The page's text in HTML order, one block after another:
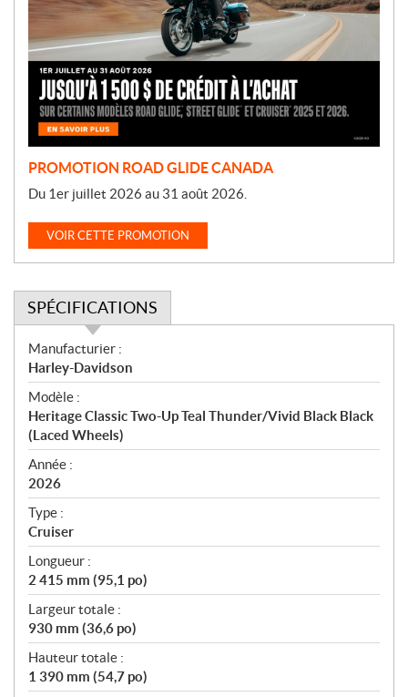
m
o
t
n
PROMOTION ROAD GLIDE CANADA
Du 1er juillet 2026 au 31 août 2026.
VOIR CETTE PROMOTION
SPÉCIFICATIONS
S
p
é
c
i
f
i
c
a
t
i
o
n
s
Manufacturier :
Harley-Davidson
Modèle :
Heritage Classic Two-Up Teal Thunder/Vivid Black Black
(Laced Wheels)
Année :
2026
Type :
Cruiser
Longueur :
2 415 mm (95,1 po)
Largeur totale :
930 mm (36,6 po)
Hauteur totale :
1 390 mm (54,7 po)